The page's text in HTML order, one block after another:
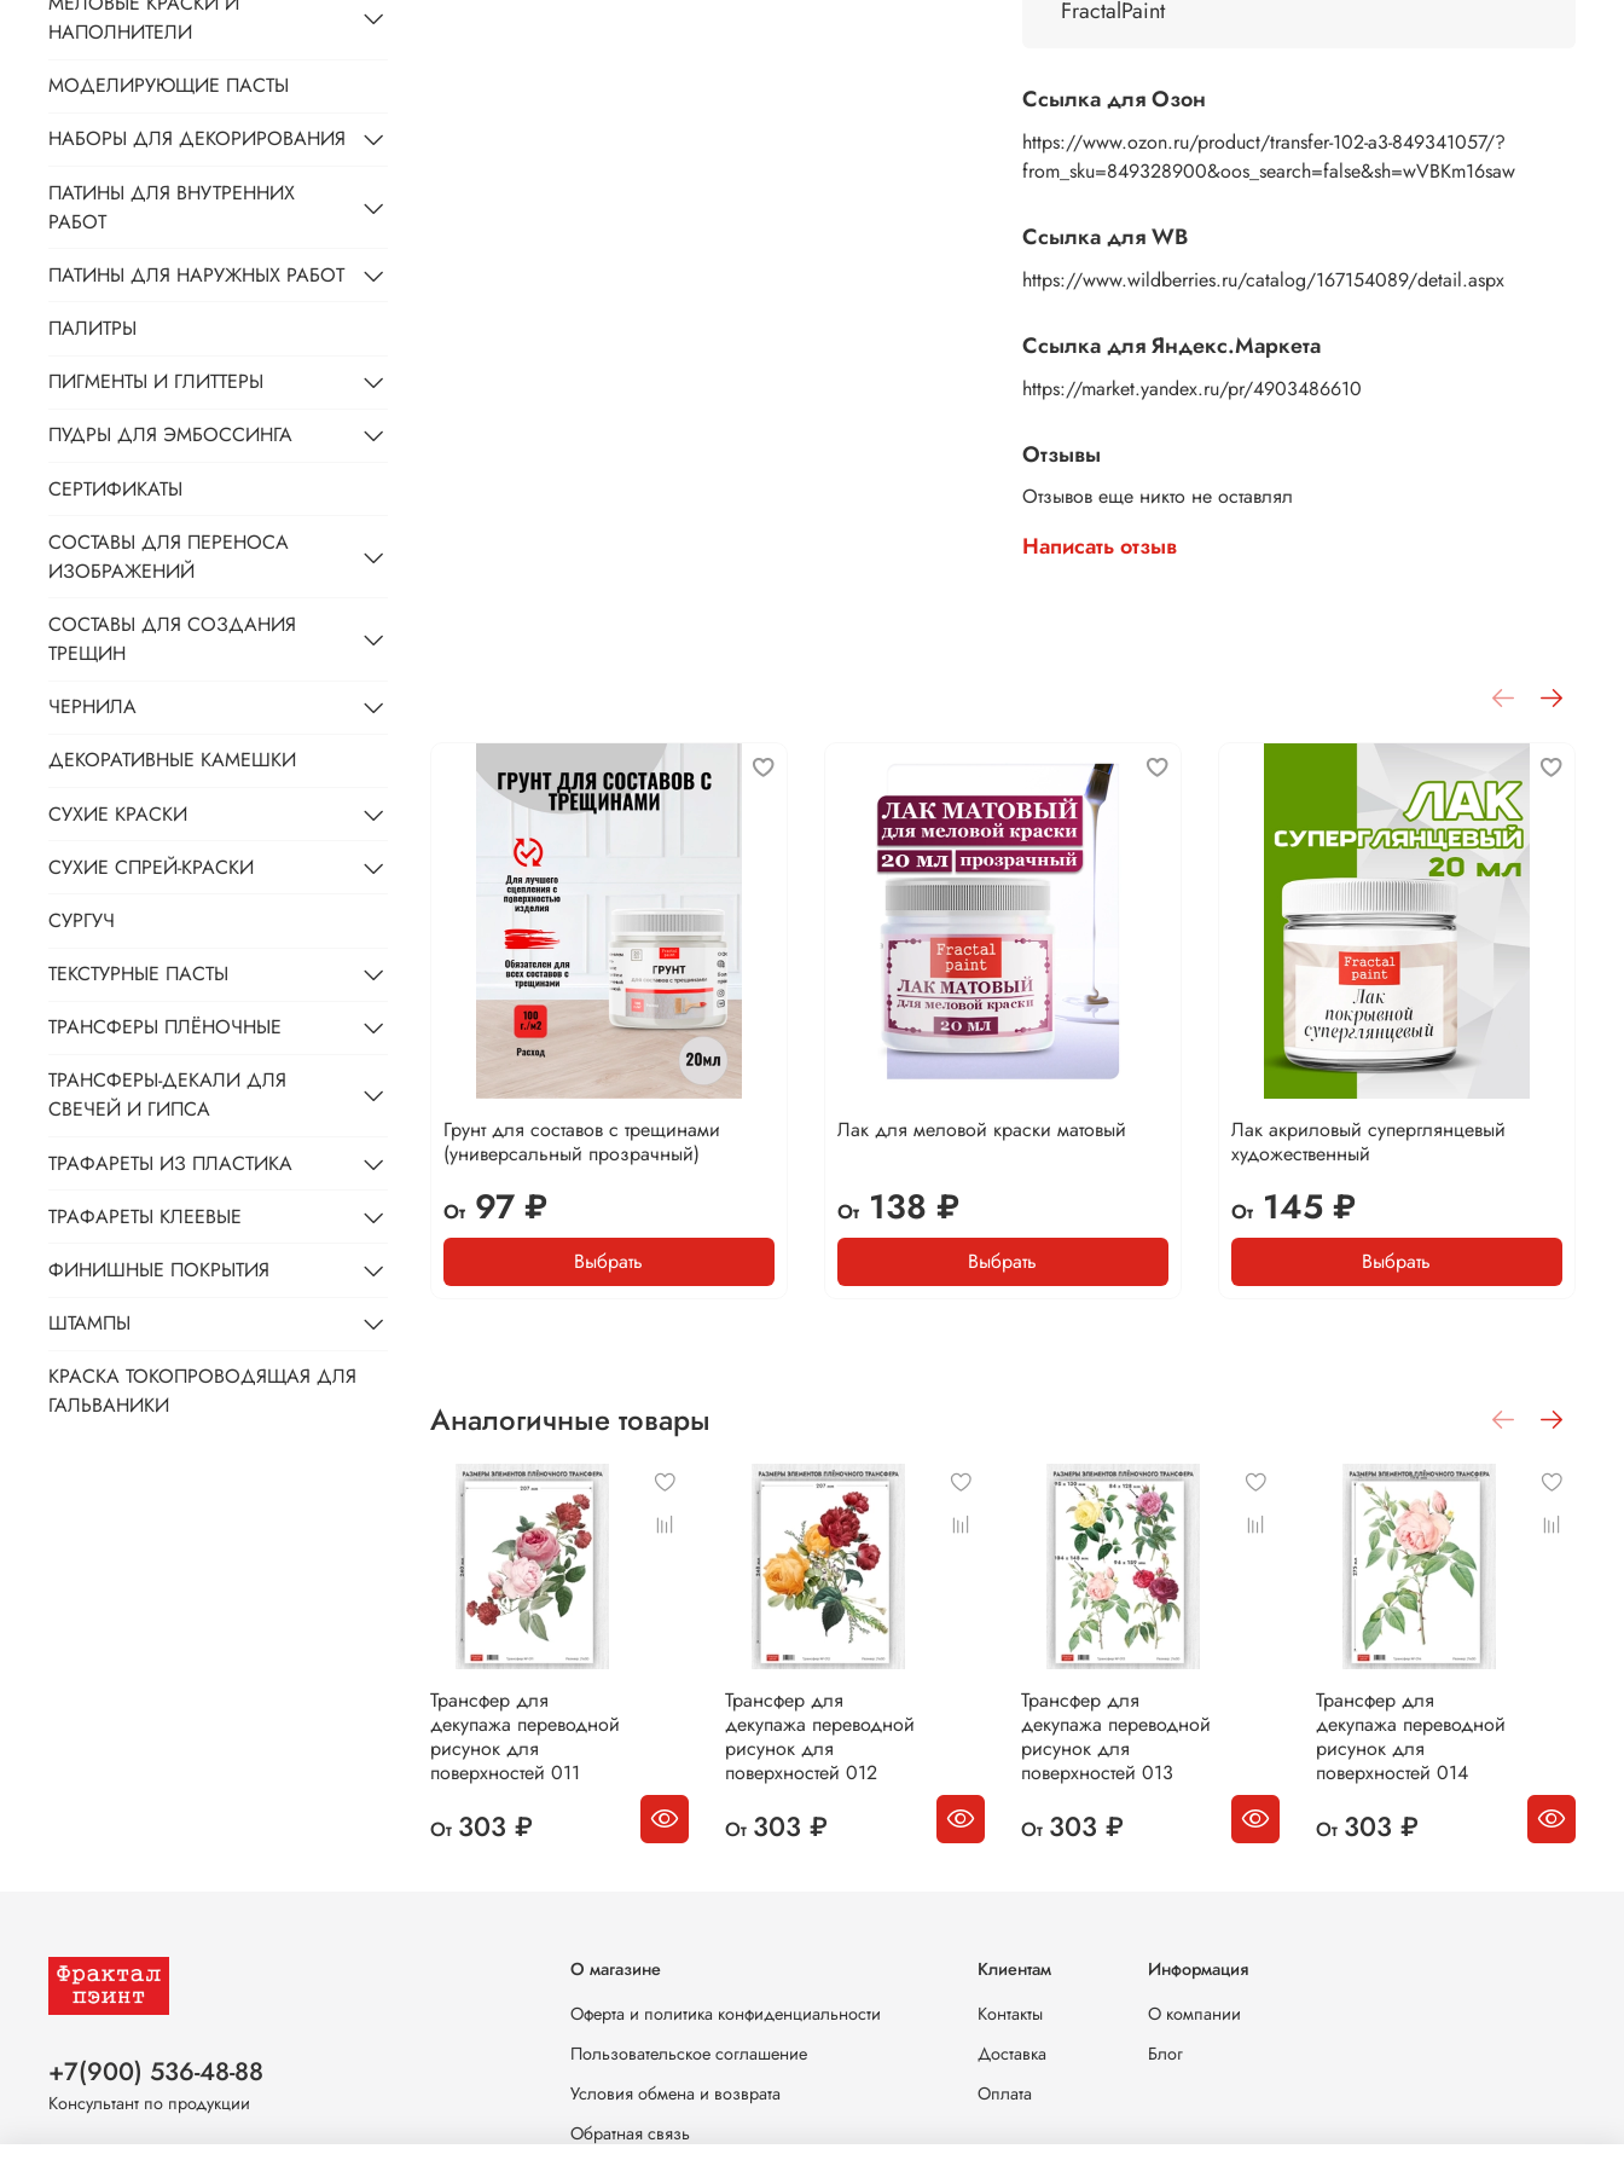
дайте основе пропитаться водой. Затем приложите
пальцами бумажную основу, сдвигаете ее на себя.
Рисунок остается на изделии. Сразу после нанесения
удалите лишнюю влагу и воздух бумажным полотенцем
или кусочком сухой ткани. После чего покройте
подойдет акриловый лак на водной основе, матовый,
глянцевый, полуглянцевый.
FractalPaint
Ссылка для Озон
https://www.ozon.ru/product/transfer-102-a3-849341057/?
from_sku=849328900&oos_search=false&sh=wVBKm16saw
Ссылка для WB
https://www.wildberries.ru/catalog/167154089/detail.aspx
Ссылка для Яндекс.Маркета
https://market.yandex.ru/pr/4903486610
Отзывы
Отзывов еще никто не оставлял
Написать отзыв
Грунт для составов с трещинами
(универсальный прозрачный)
От97 ₽
Выбрать
Лак для меловой краски матовый
От138 ₽
Выбрать
Лак акриловый суперглянцевый
художественный
От145 ₽
Выбрать
Аналогичные товары
Трансфер для
декупажа переводной
рисунок для
поверхностей 011
От 303 ₽
Трансфер для
декупажа переводной
рисунок для
поверхностей 012
От 303 ₽
Трансфер для
декупажа переводной
рисунок для
поверхностей 013
От 303 ₽
Трансфер для
декупажа переводной
рисунок для
поверхностей 014
От 303 ₽
НАПОЛНИТЕЛИ
МОДЕЛИРУЮЩИЕ ПАСТЫ
НАБОРЫ ДЛЯ ДЕКОРИРОВАНИЯ
ПАТИНЫ ДЛЯ ВНУТРЕННИХ
РАБОТ
ПАТИНЫ ДЛЯ НАРУЖНЫХ РАБОТ
ПАЛИТРЫ
ПИГМЕНТЫ И ГЛИТТЕРЫ
ПУДРЫ ДЛЯ ЭМБОССИНГА
СЕРТИФИКАТЫ
СОСТАВЫ ДЛЯ ПЕРЕНОСА
ИЗОБРАЖЕНИЙ
СОСТАВЫ ДЛЯ СОЗДАНИЯ
ТРЕЩИН
ЧЕРНИЛА
ДЕКОРАТИВНЫЕ КАМЕШКИ
СУХИЕ КРАСКИ
СУХИЕ СПРЕЙ-КРАСКИ
СУРГУЧ
ТЕКСТУРНЫЕ ПАСТЫ
ТРАНСФЕРЫ ПЛЁНОЧНЫЕ
ТРАНСФЕРЫ-ДЕКАЛИ ДЛЯ
СВЕЧЕЙ И ГИПСА
ТРАФАРЕТЫ ИЗ ПЛАСТИКА
ТРАФАРЕТЫ КЛЕЕВЫЕ
ФИНИШНЫЕ ПОКРЫТИЯ
ШТАМПЫ
КРАСКА ТОКОПРОВОДЯЩАЯ ДЛЯ
ГАЛЬВАНИКИ
О магазине
Оферта и политика конфиденциальности
Пользовательское соглашение
Условия обмена и возврата
Обратная связь
Клиентам
Контакты
Доставка
Оплата
Информация
О компании
Блог
+7(900) 536-48-88
Консультант по продукции